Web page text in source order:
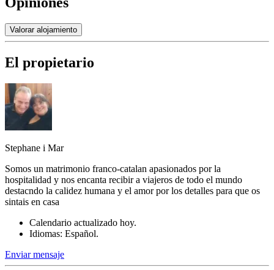
Valorar alojamiento
El propietario
Stephane i Mar
Somos un matrimonio franco-catalan apasionados por la
hospitalidad y nos encanta recibir a viajeros de todo el mundo
destacndo la calidez humana y el amor por los detalles para que os
sintais en casa
Calendario actualizado hoy.
Idiomas: Español.
Enviar mensaje